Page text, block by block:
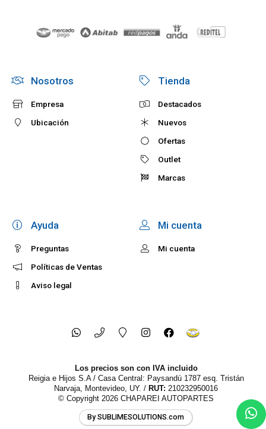
Nosotros
Empresa
Ubicación
Tienda
Destacados
Nuevos
Ofertas
Outlet
Marcas
Ayuda
Preguntas
Políticas de Ventas
Aviso legal
Mi cuenta
Mi cuenta
Los precios son con IVA incluido
Reigia e Hijos S.A / Casa Central: Paysandú 1787 esq. Tristán
Narvaja, Montevideo, UY. / RUT: 210232950016
© Copyright 2026 CHAPAREI AUTOPARTES
By SUBLIMESOLUTIONS.com